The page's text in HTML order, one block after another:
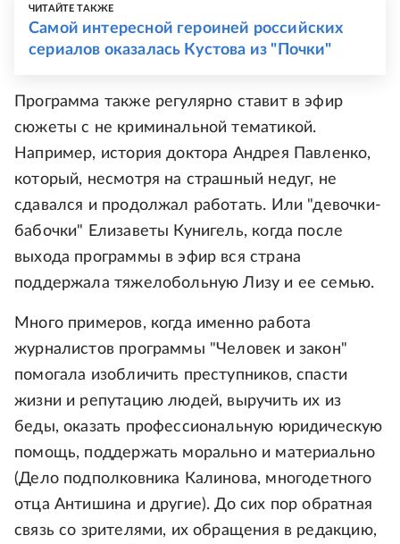
ЧИТАЙТЕ ТАКЖЕ
Самой интересной героиней российских
сериалов оказалась Кустова из "Почки"
Программа также регулярно ставит в эфир
сюжеты с не криминальной тематикой.
Например, история доктора Андрея Павленко,
который, несмотря на страшный недуг, не
сдавался и продолжал работать. Или "девочки-
бабочки" Елизаветы Кунигель, когда после
выхода программы в эфир вся страна
поддержала тяжелобольную Лизу и ее семью.
Много примеров, когда именно работа
журналистов программы "Человек и закон"
помогала изобличить преступников, спасти
жизни и репутацию людей, выручить их из
беды, оказать профессиональную юридическую
помощь, поддержать морально и материально
(Дело подполковника Калинова, многодетного
отца Антишина и другие). До сих пор обратная
связь со зрителями, их обращения в редакцию,